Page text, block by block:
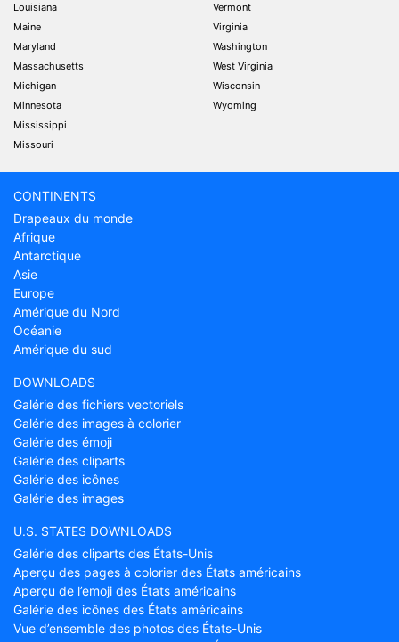
Louisiana
Maine
Maryland
Massachusetts
Michigan
Minnesota
Mississippi
Missouri
Vermont
Virginia
Washington
West Virginia
Wisconsin
Wyoming
CONTINENTS
Drapeaux du monde
Afrique
Antarctique
Asie
Europe
Amérique du Nord
Océanie
Amérique du sud
DOWNLOADS
Galérie des fichiers vectoriels
Galérie des images à colorier
Galérie des émoji
Galérie des cliparts
Galérie des icônes
Galérie des images
U.S. STATES DOWNLOADS
Galérie des cliparts des États-Unis
Aperçu des pages à colorier des États américains
Aperçu de l’emoji des États américains
Galérie des icônes des États américains
Vue d’ensemble des photos des États-Unis